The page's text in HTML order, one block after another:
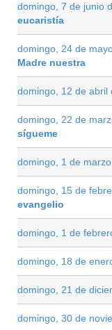
domingo, 7 de junio
eucaristía
domingo, 24 de
Madre nuestra
domingo, 12 de abril
domingo, 22 de
sígueme
domingo, 1 de
domingo, 15 de
evangelio
domingo, 1 de
domingo, 18 de
domingo, 21 de
domingo, 30 de